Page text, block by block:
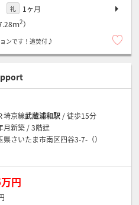
礼
1ヶ月
ｍ2）
ンです！追焚付♪
埼京線武蔵浦和駅 / 徒歩15分
月新築 / 3階建
県さいたま市南区四谷3-7-（）
円